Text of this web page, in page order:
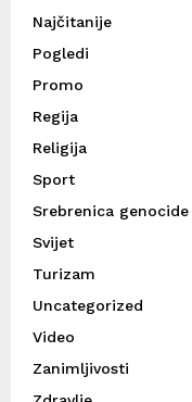
Najčitanije
Pogledi
Promo
Regija
Religija
Sport
Srebrenica genocide
Svijet
Turizam
Uncategorized
Video
Zanimljivosti